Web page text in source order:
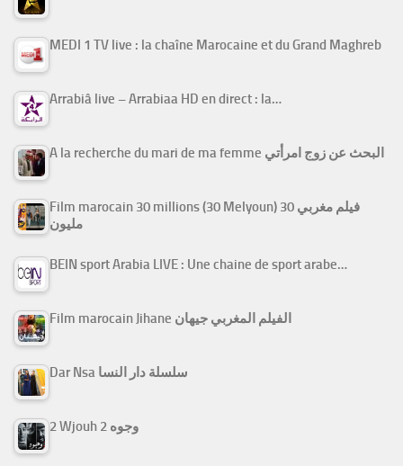
MEDI 1 TV live : la chaîne Marocaine et du Grand Maghreb
Arrabiâ live – Arrabiaa HD en direct : la…
A la recherche du mari de ma femme البحث عن زوج امرأتي
Film marocain 30 millions (30 Melyoun) فيلم مغربي 30
مليون
BEIN sport Arabia LIVE : Une chaine de sport arabe…
Film marocain Jihane الفيلم المغربي جيهان
Dar Nsa سلسلة دار النسا
2 Wjouh 2 وجوه